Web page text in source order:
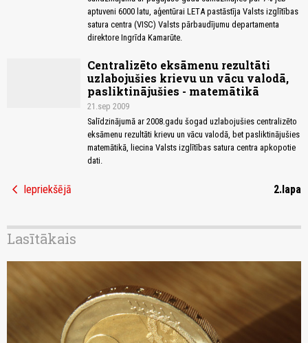
aptuveni 6000 latu, aģentūrai LETA pastāstīja Valsts izglītības
satura centra (VISC) Valsts pārbaudījumu departamenta
direktore Ingrīda Kamarūte.
Centralizēto eksāmenu rezultāti
uzlabojušies krievu un vācu valodā,
pasliktinājušies - matemātikā
21.sep 2009
Salīdzinājumā ar 2008.gadu šogad uzlabojušies centralizēto
eksāmenu rezultāti krievu un vācu valodā, bet pasliktinājušies
matemātikā, liecina Valsts izglītības satura centra apkopotie
dati.
chevron_left Iepriekšējā 2.lapa
Lasītākais